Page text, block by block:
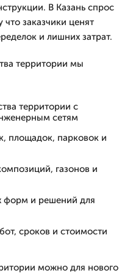
В Казань спрос
что заказчики ценят
и лишних затрат.
территории мы
территории с
сетям
площадок, парковок и
газонов и
форм и решений для
сроков и стоимости
можно для нового